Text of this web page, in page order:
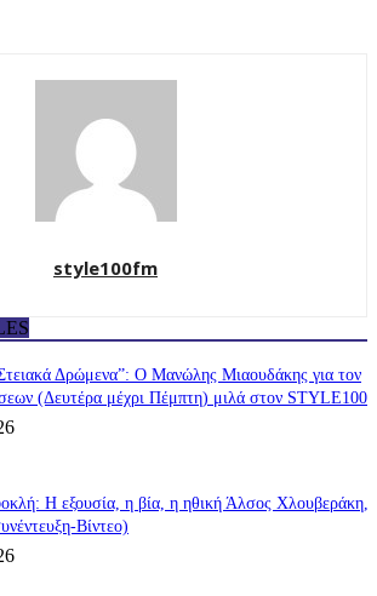
style100fm
Δρώμενα”: Ο Μανώλης Μιαουδάκης για τον
(Δευτέρα μέχρι Πέμπτη) μιλά στον STYLE100
Η εξουσία, η βία, η ηθική Άλσος Χλουβεράκη,
Βίντεο)